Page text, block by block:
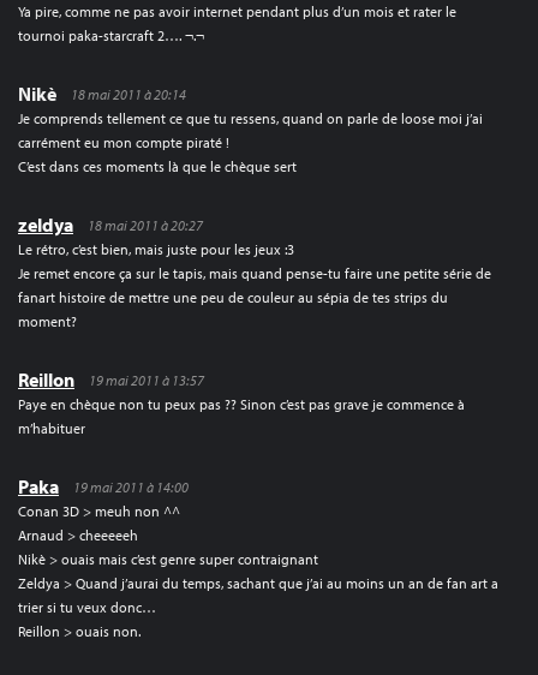
Ya pire, comme ne pas avoir internet pendant plus d’un mois et rater le
tournoi paka-starcraft 2…. ¬.¬
Nikè
18 mai 2011 à 20:14
Je comprends tellement ce que tu ressens, quand on parle de loose moi j’ai
carrément eu mon compte piraté !
C’est dans ces moments là que le chèque sert
zeldya
18 mai 2011 à 20:27
Le rétro, c’est bien, mais juste pour les jeux :3
Je remet encore ça sur le tapis, mais quand pense-tu faire une petite série de
fanart histoire de mettre une peu de couleur au sépia de tes strips du
moment?
Reillon
19 mai 2011 à 13:57
Paye en chèque non tu peux pas ?? Sinon c’est pas grave je commence à
m’habituer
Paka
19 mai 2011 à 14:00
Conan 3D > meuh non ^^
Arnaud > cheeeeeh
Nikè > ouais mais c’est genre super contraignant
Zeldya > Quand j’aurai du temps, sachant que j’ai au moins un an de fan art a
trier si tu veux donc…
Reillon > ouais non.